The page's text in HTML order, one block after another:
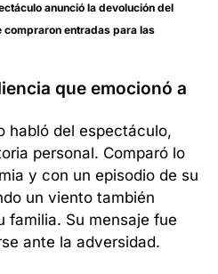
anunció la devolución del
compraron entradas para las
que emocionó a
habló del espectáculo,
personal. Comparó lo
y con un episodio de su
un viento también
familia. Su mensaje fue
ante la adversidad.